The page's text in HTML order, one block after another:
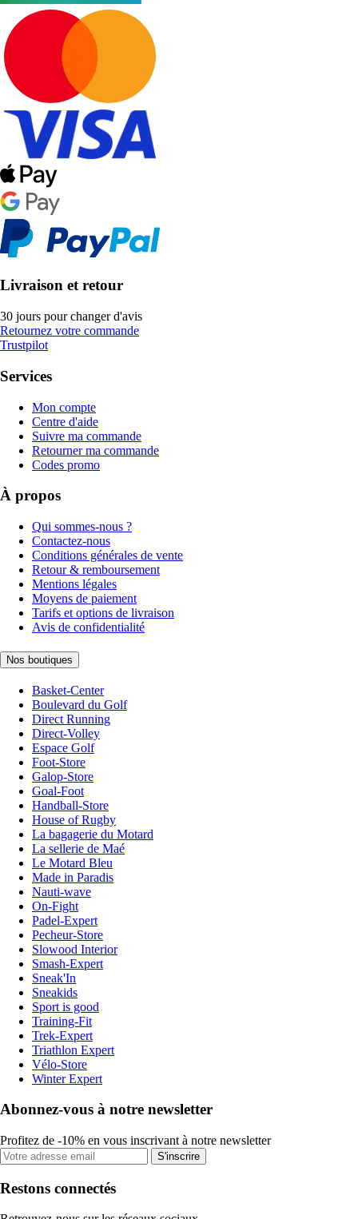
Livraison et retour
30 jours pour changer d'avis
Retournez votre commande
Trustpilot
Services
Mon compte
Centre d'aide
Suivre ma commande
Retourner ma commande
Codes promo
À propos
Qui sommes-nous ?
Contactez-nous
Conditions générales de vente
Retour & remboursement
Mentions légales
Moyens de paiement
Tarifs et options de livraison
Avis de confidentialité
Nos boutiques
Basket-Center
Boulevard du Golf
Direct Running
Direct-Volley
Espace Golf
Foot-Store
Galop-Store
Goal-Foot
Handball-Store
House of Rugby
La bagagerie du Motard
La sellerie de Maé
Le Motard Bleu
Made in Paradis
Nauti-wave
On-Fight
Padel-Expert
Pecheur-Store
Slowood Interior
Smash-Expert
Sneak'In
Sneakids
Sport is good
Training-Fit
Trek-Expert
Triathlon Expert
Vélo-Store
Winter Expert
Abonnez-vous à notre newsletter
Profitez de -10% en vous inscrivant à notre newsletter
S'inscrire
Restons connectés